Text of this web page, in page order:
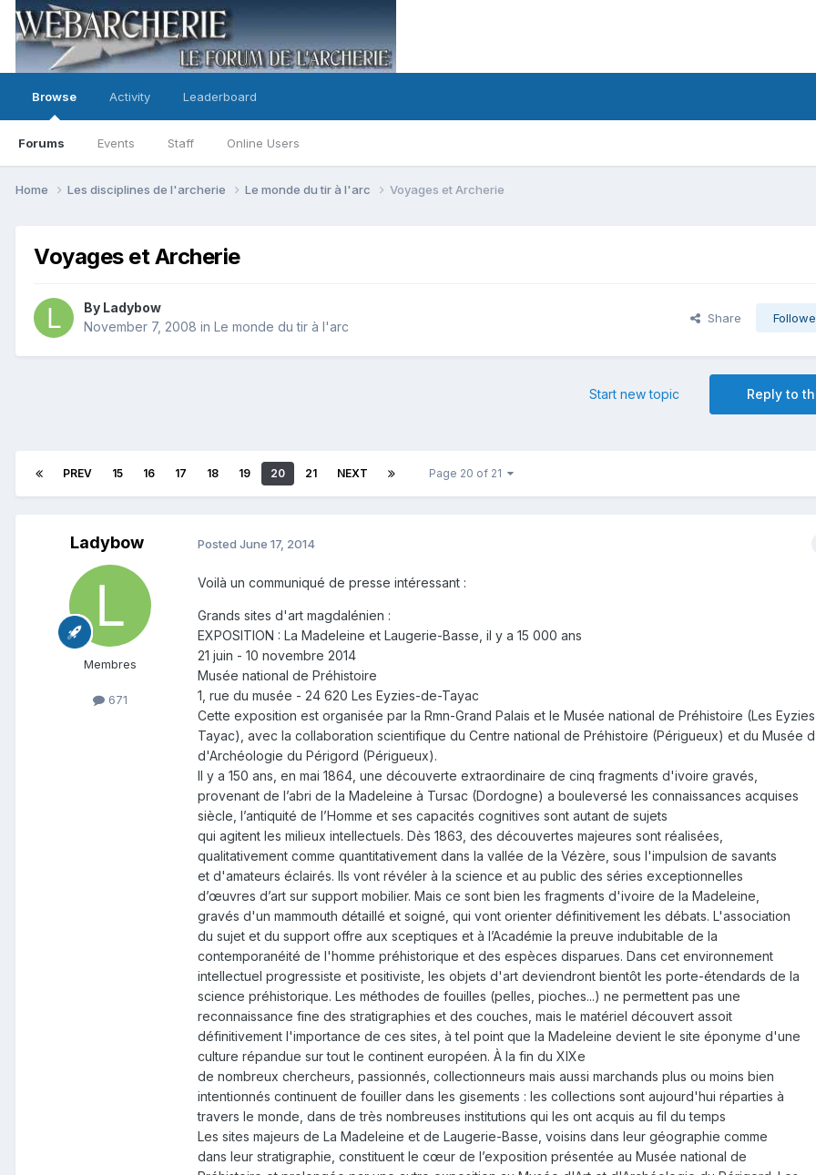
Browse
Forums Events Staff Online Users
Activity Leaderboard
Home Les disciplines de l'archerie Le monde du tir à l'arc Voyages et Archerie
Voyages et Archerie
By Ladybow
November 7, 2008 in Le monde du tir à l'arc
Share
Reply to
Start new topic
PREV 15 16 17 18 19 20 21 NEXT Page 20 of 21
Ladybow
Membres
671
Posted June 17, 2014
Voilà un communiqué de presse intéressant :
Grands sites d'art magdalénien :
EXPOSITION : La Madeleine et Laugerie-Basse, il y a 15 000 ans
21 juin - 10 novembre 2014
Musée national de Préhistoire
1, rue du musée - 24 620 Les Eyzies-de-Tayac
Cette exposition est organisée par la Rmn-Grand Palais et le Musée national de Préhistoire (Les
Tayac), avec la collaboration scientifique du Centre national de Préhistoire (Périgueux) et du Musée
d'Archéologie du Périgord (Périgueux).
Il y a 150 ans, en mai 1864, une découverte extraordinaire de cinq fragments d'ivoire gravés,
provenant de l’abri de la Madeleine à Tursac (Dordogne) a bouleversé les connaissances acquises
siècle, l’antiquité de l’Homme et ses capacités cognitives sont autant de sujets
qui agitent les milieux intellectuels. Dès 1863, des découvertes majeures sont réalisées,
qualitativement comme quantitativement dans la vallée de la Vézère, sous l'impulsion de savants
et d'amateurs éclairés. Ils vont révéler à la science et au public des séries exceptionnelles
d’œuvres d’art sur support mobilier. Mais ce sont bien les fragments d'ivoire de la Madeleine,
gravés d'un mammouth détaillé et soigné, qui vont orienter définitivement les débats. L'association
du sujet et du support offre aux sceptiques et à l’Académie la preuve indubitable de la
contemporanéité de l'homme préhistorique et des espèces disparues. Dans cet environnement
intellectuel progressiste et positiviste, les objets d'art deviendront bientôt les porte-étendards de la
science préhistorique. Les méthodes de fouilles (pelles, pioches...) ne permettent pas une
reconnaissance fine des stratigraphies et des couches, mais le matériel découvert assoit
définitivement l'importance de ces sites, à tel point que la Madeleine devient le site éponyme d'une
culture répandue sur tout le continent européen. À la fin du XIXe
de nombreux chercheurs, passionnés, collectionneurs mais aussi marchands plus ou moins bien
intentionnés continuent de fouiller dans les gisements : les collections sont aujourd'hui réparties à
travers le monde, dans de très nombreuses institutions qui les ont acquis au fil du temps
Les sites majeurs de La Madeleine et de Laugerie-Basse, voisins dans leur géographie comme
dans leur stratigraphie, constituent le cœur de l’exposition présentée au Musée national de